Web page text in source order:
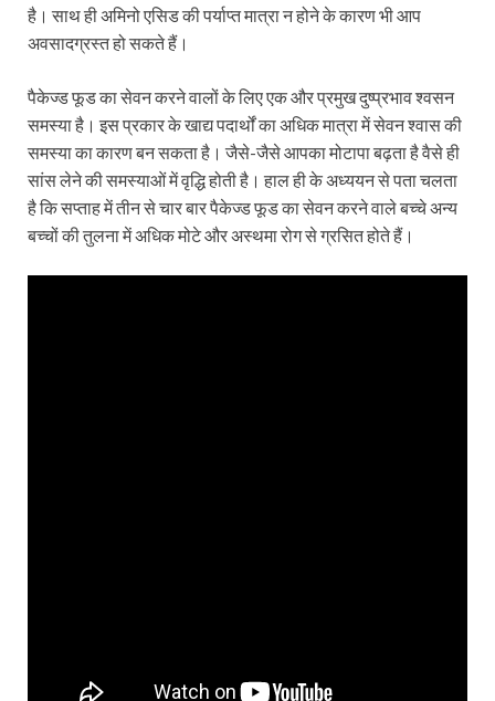
है। साथ ही अमिनो एसिड की पर्याप्त मात्रा न होने के कारण भी आप
अवसादग्रस्त हो सकते हैं।
पैकेज्ड फूड का सेवन करने वालों के लिए एक और प्रमुख दुष्प्रभाव श्‍वसन
समस्या है। इस प्रकार के खाद्य पदार्थों का अधिक मात्रा में सेवन श्वास की
समस्या का कारण बन सकता है। जैसे-जैसे आपका मोटापा बढ़ता है वैसे ही
सांस लेने की समस्याओं में वृद्धि होती है। हाल ही के अध्ययन से पता चलता
है कि सप्ताह में तीन से चार बार पैकेज्ड फूड का सेवन करने वाले बच्चे अन्य
बच्चों की तुलना में अधिक मोटे और अस्थमा रोग से ग्रसित होते हैं।